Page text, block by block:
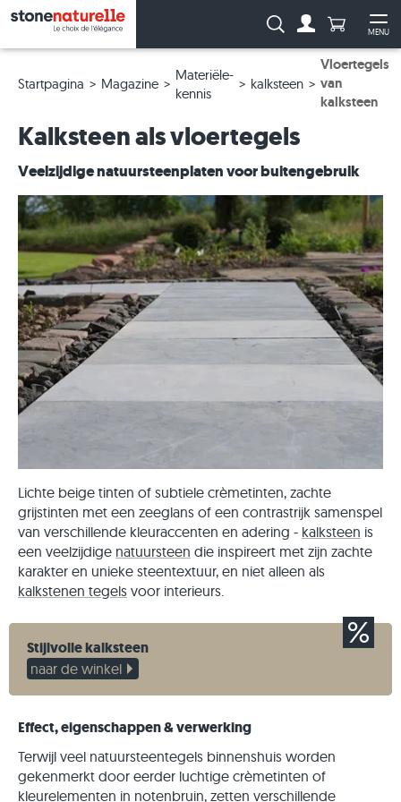
MENU
Zoeken: Aantal
Startpagina Magazine
Materiële-
kennis
kalksteen
Vloertegels
van
kalksteen
Kalksteen als vloertegels
Veelzijdige natuursteenplaten voor buitengebruik
Lichte beige tinten of subtiele crèmetinten, zachte
grijstinten met een zeeglans of een contrastrijk samenspel
van verschillende kleuraccenten en adering - kalksteen is
een veelzijdige natuursteen die inspireert met zijn zachte
karakter en unieke steentextuur, en niet alleen als
kalkstenen tegels voor interieurs.
Stijlvolle kalksteen
naar de winkel
Effect, eigenschappen & verwerking
Terwijl veel natuursteentegels binnenshuis worden
gekenmerkt door eerder luchtige crèmetinten of
kleurelementen in notenbruin, zetten verschillende